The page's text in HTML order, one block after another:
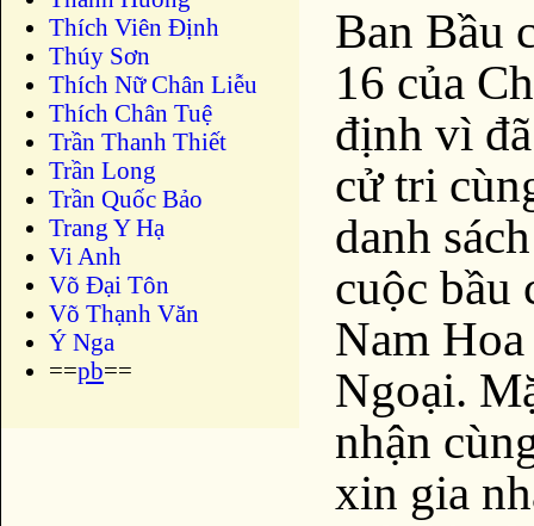
Thích Viên Định
Thúy Sơn
Thích Nữ Chân Liễu
Thích Chân Tuệ
Trần Thanh Thiết
Trần Long
Trần Quốc Bảo
Trang Y Hạ
Vi Anh
Võ Đại Tôn
Võ Thạnh Văn
Ý Nga
==pb==
Ban Bầu
16 của
định vì
cử tri
danh
cuộc
Nam
Ngoại.
nhận
xin gia